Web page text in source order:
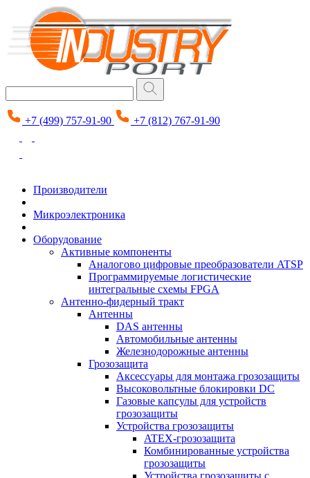
+7 (499) 757-91-90 +7 (812) 767-91-90
Производители
Микроэлектроника
Оборудование
Активные компоненты
Аналогово цифровые преобразователи ATSP
Программируемые логистические
интегральные схемы FPGA
Антенно-фидерный тракт
Антенны
DAS антенны
Автомобильные антенны
Железнодорожные антенны
Грозозащита
Аксессуары для монтажа грозозащиты
Высоковольтные блокировки DC
Газовые капсулы для устройств
грозозащиты
Устройства грозозащиты
ATEX-грозозащита
Комбинированные устройства
грозозащиты
Устройства грозозащиты с